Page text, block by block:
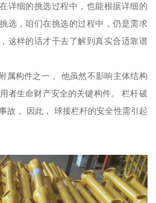
详细的挑选过程中，也能根据详细的
选，咱们在挑选的过程中，仍是需求
这样的话才干去了解到真实合适靠谱
属构件之一， 他虽然不影响主体结构
者生命财产安全的关键构件。 栏杆破
故， 因此， 球接栏杆的安全性需引起